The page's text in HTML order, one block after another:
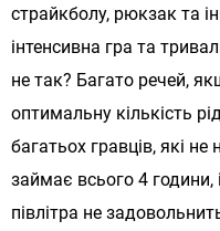
страйкболу, рюкзак та
інтенсивна гра та
не так? Багато речей,
оптимальну кількість
багатьох гравців, які не
займає всього 4
півлітра не